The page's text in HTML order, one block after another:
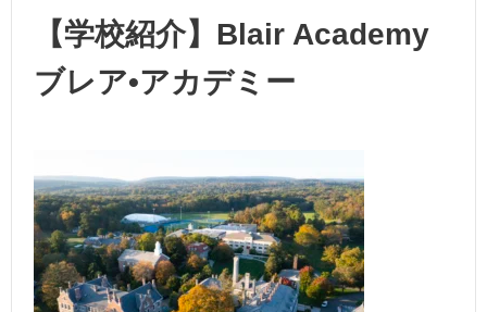
【学校紹介】Blair Academy
ブレア•アカデミー